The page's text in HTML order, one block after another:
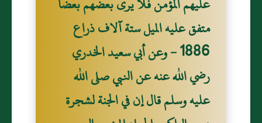
متفق عليه الميل ستة آلاف ذراع
1886 - وعن أبي سعيد الخدري
رضي الله عنه عن النبي صلى الله
عليه وسلم قال إن في الجنة لشجرة